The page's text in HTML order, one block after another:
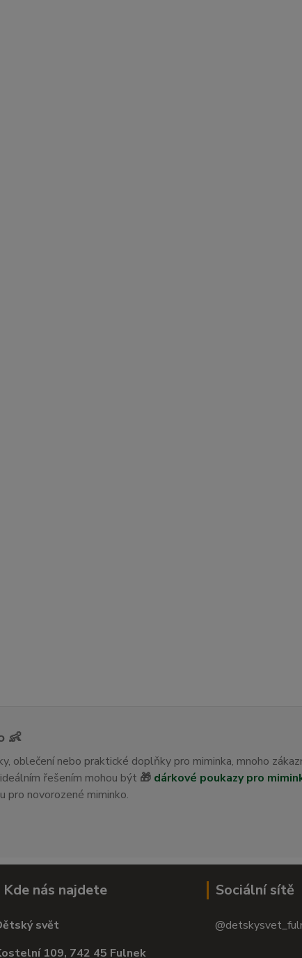
👶
oblečení nebo praktické doplňky pro miminka, mnoho
řešením mohou být 🎁 dárkové poukazy pro
pro novorozené miminko.
Kde nás najdete
svět
109, 742 45 Fulnek
Sociální sítě